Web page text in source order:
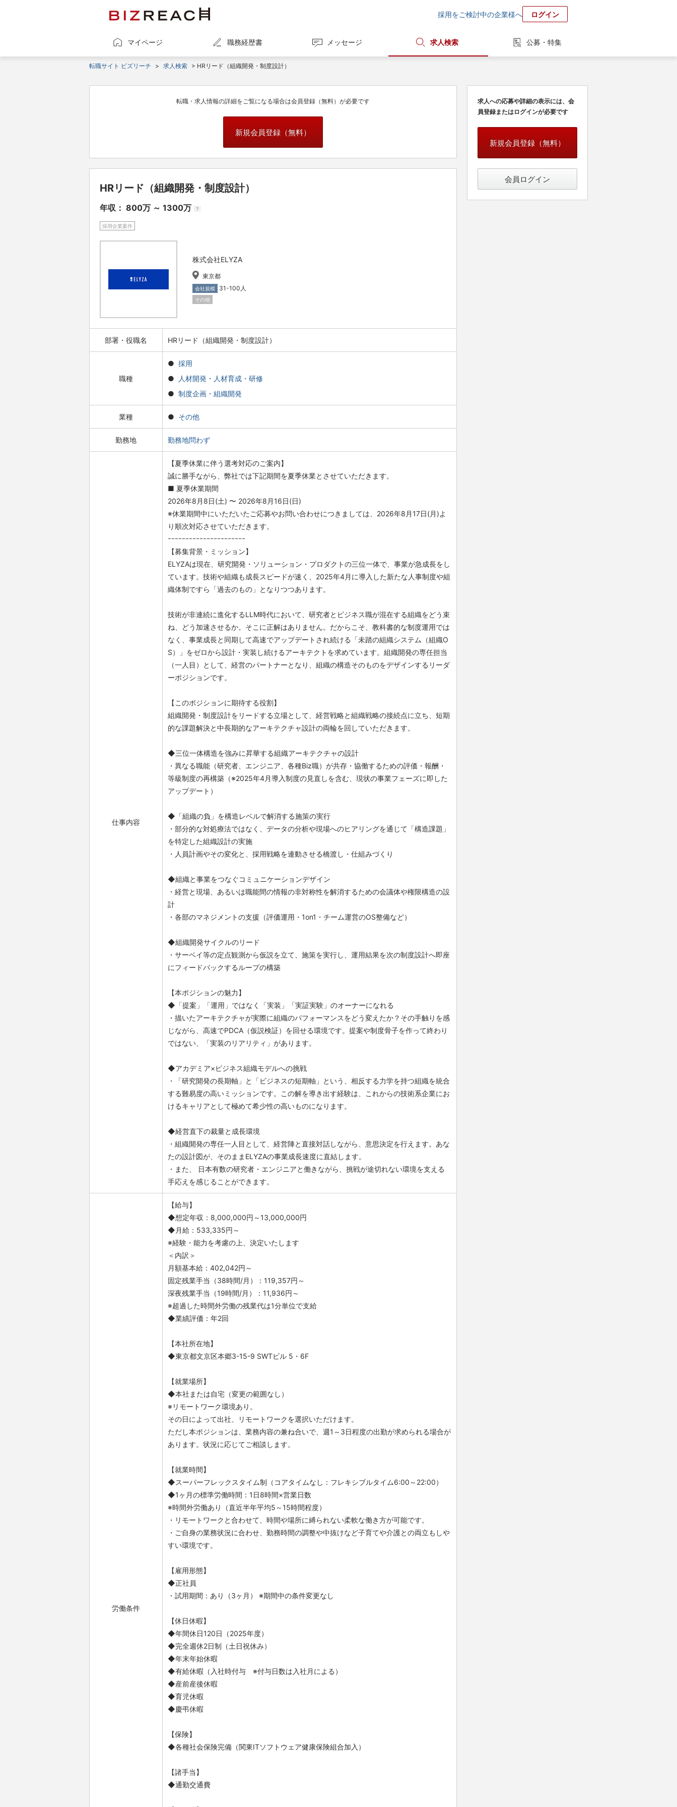
採用をご検討中の企業様へ ログイン
マイページ 職務経歴書 メッセージ 求人検索 公募・特集
転職サイト ビズリーチ > 求人検索 > HRリード（組織開発・制度設計）
転職・求人情報の詳細をご覧になる場合は会員登録（無料）が必要です
新規会員登録（無料）
HRリード（組織開発・制度設計）
年収： 800万 ～ 1300万 ?
採用企業案件
株式会社ELYZA
東京都
会社規模 31-100人
その他
部署・役職名 HRリード（組織開発・制度設計）
職種
採用
人材開発・人材育成・研修
制度企画・組織開発
業種 その他
勤務地 勤務地問わず
仕事内容
【夏季休業に伴う選考対応のご案内】
誠に勝手ながら、弊社では下記期間を夏季休業とさせていただきます。
■ 夏季休業期間
2026年8月8日(土) 〜 2026年8月16日(日)
※休業期間中にいただいたご応募やお問い合わせにつきましては、2026年8月17日(月)よ
り順次対応させていただきます。
ｰｰｰｰｰｰｰｰｰｰｰｰｰｰｰｰｰｰｰｰｰｰ
【募集背景・ミッション】
ELYZAは現在、研究開発・ソリューション・プロダクトの三位一体で、事業が急成長をし
ています。技術や組織も成長スピードが速く、2025年4月に導入した新たな人事制度や組
織体制ですら「過去のもの」となりつつあります。
技術が非連続に進化するLLM時代において、研究者とビジネス職が混在する組織をどう束
ね、どう加速させるか。そこに正解はありません。だからこそ、教科書的な制度運用では
なく、事業成長と同期して高速でアップデートされ続ける「未踏の組織システム（組織O
S）」をゼロから設計・実装し続けるアーキテクトを求めています。組織開発の専任担当
（一人目）として、経営のパートナーとなり、組織の構造そのものをデザインするリーダ
ーポジションです。
【このポジションに期待する役割】
組織開発・制度設計をリードする立場として、経営戦略と組織戦略の接続点に立ち、短期
的な課題解決と中長期的なアーキテクチャ設計の両輪を回していただきます。
◆三位一体構造を強みに昇華する組織アーキテクチャの設計
・異なる職能（研究者、エンジニア、各種Biz職）が共存・協働するための評価・報酬・
等級制度の再構築（※2025年4月導入制度の見直しを含む、現状の事業フェーズに即した
アップデート）
◆「組織の負」を構造レベルで解消する施策の実行
・部分的な対処療法ではなく、データの分析や現場へのヒアリングを通じて「構造課題」
を特定した組織設計の実施
・人員計画やその変化と、採用戦略を連動させる橋渡し・仕組みづくり
◆組織と事業をつなぐコミュニケーションデザイン
・経営と現場、あるいは職能間の情報の非対称性を解消するための会議体や権限構造の設
計
・各部のマネジメントの支援（評価運用・1on1・チーム運営のOS整備など）
◆組織開発サイクルのリード
・サーベイ等の定点観測から仮説を立て、施策を実行し、運用結果を次の制度設計へ即座
にフィードバックするループの構築
【本ポジションの魅力】
◆「提案」「運用」ではなく「実装」「実証実験」のオーナーになれる
・描いたアーキテクチャが実際に組織のパフォーマンスをどう変えたか？その手触りを感
じながら、高速でPDCA（仮説検証）を回せる環境です。提案や制度骨子を作って終わり
ではない、「実装のリアリティ」があります。
◆アカデミア×ビジネス組織モデルへの挑戦
・「研究開発の長期軸」と「ビジネスの短期軸」という、相反する力学を持つ組織を統合
する難易度の高いミッションです。この解を導き出す経験は、これからの技術系企業にお
けるキャリアとして極めて希少性の高いものになります。
◆経営直下の裁量と成長環境
・組織開発の専任一人目として、経営陣と直接対話しながら、意思決定を行えます。あな
たの設計図が、そのままELYZAの事業成長速度に直結します。
・また、 日本有数の研究者・エンジニアと働きながら、挑戦が途切れない環境を支える
手応えを感じることができます。
労働条件
【給与】
◆想定年収：8,000,000円～13,000,000円
◆月給：533,335円～
※経験・能力を考慮の上、決定いたします
＜内訳＞
月額基本給：402,042円～
固定残業手当（38時間/月）：119,357円～
深夜残業手当（19時間/月）：11,936円～
※超過した時間外労働の残業代は1分単位で支給
◆業績評価：年2回
【本社所在地】
◆東京都文京区本郷3-15-9 SWTビル 5・6F
【就業場所】
◆本社または自宅（変更の範囲なし）
※リモートワーク環境あり。
その日によって出社、リモートワークを選択いただけます。
ただし本ポジションは、業務内容の兼ね合いで、週1～3日程度の出勤が求められる場合が
あります。状況に応じてご相談します。
【就業時間】
◆スーパーフレックスタイム制（コアタイムなし：フレキシブルタイム6:00～22:00）
◆1ヶ月の標準労働時間：1日8時間×営業日数
※時間外労働あり（直近半年平均5～15時間程度）
・リモートワークと合わせて、時間や場所に縛られない柔軟な働き方が可能です。
・ご自身の業務状況に合わせ、勤務時間の調整や中抜けなど子育てや介護との両立もしや
すい環境です。
【雇用形態】
◆正社員
・試用期間：あり（3ヶ月） ※期間中の条件変更なし
【休日休暇】
◆年間休日120日（2025年度）
◆完全週休2日制（土日祝休み）
◆年末年始休暇
◆有給休暇（入社時付与 ※付与日数は入社月による）
◆産前産後休暇
◆育児休暇
◆慶弔休暇
【保険】
◆各種社会保険完備（関東ITソフトウェア健康保険組合加入）
【諸手当】
◆通勤交通費
求人への応募や詳細の表示には、会
員登録またはログインが必要です
新規会員登録（無料）
会員ログイン